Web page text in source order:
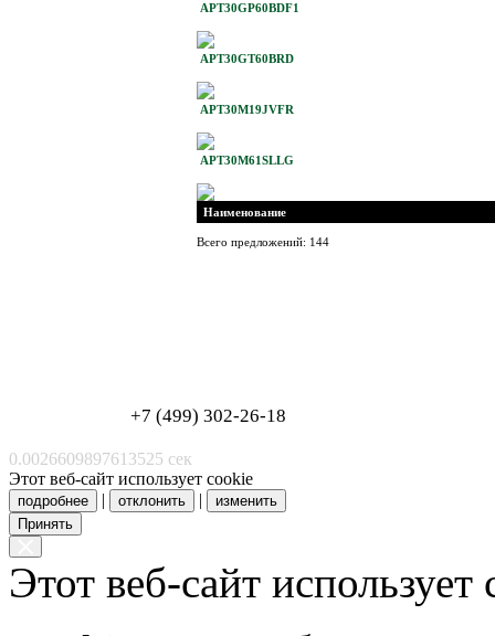
APT30GP60BDF1
APT30GT60BRD
APT30M19JVFR
APT30M61SLLG
Наименование
Всего предложений: 144
+7 (499) 302-26-18
0.0026609897613525 сек
Этот веб-сайт использует cookie
подробнее | отклонить |
изменить
Принять
Этот веб-сайт использует